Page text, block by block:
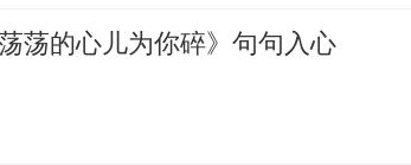
荡的心儿为你碎》句句入心